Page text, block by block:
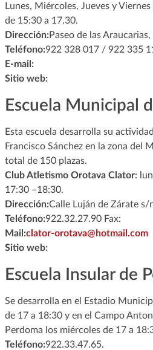
Lunes, Miércoles, Jueves y
de 15:30 a 17.30.
Dirección:Paseo de las
Teléfono:922 328 017 / 922 335
E-mail:
Sitio web:
Escuela Municipal
Esta escuela desarrolla su
Francisco Sánchez en la zona del
total de 150 plazas.
Club Atletismo Orotava Clator:
17:30 –18:30.
Dirección:Calle Luján de Zárate s/
Teléfono:922.32.27.90 Fax:
Mail:clator-orotava@hotmail.com
Sitio web:
Escuela Insular de
Se desarrolla en el Estadio
de 17 a 18:30 y en el Campo
Perdoma los miércoles de 17 a
Teléfono:922.33.47.65.